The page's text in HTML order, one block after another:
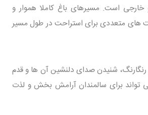
است. مسیرهای باغ کاملا هموار و
های متعددی برای استراحت در طول مسیر
رنگارنگ، شنیدن صدای دلنشین آن ها و قدم
تواند برای سالمندان آرامش بخش و لذت